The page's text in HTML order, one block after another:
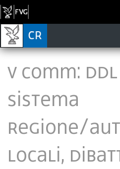
V Comm:
sistema
Regione/
locali,